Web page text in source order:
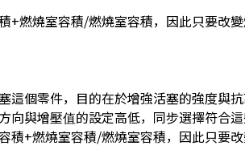
燃燒室容積/燃燒室容積，因此只要改
這個零件，目的在於增強活塞的強度與
向與增壓值的設定高低，同步選擇符合
積+燃燒室容積/燃燒室容積，因此只要